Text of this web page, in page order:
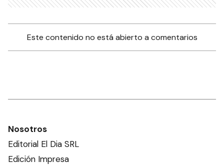
Este contenido no está abierto a comentarios
Nosotros
Editorial El Dia SRL
Edición Impresa